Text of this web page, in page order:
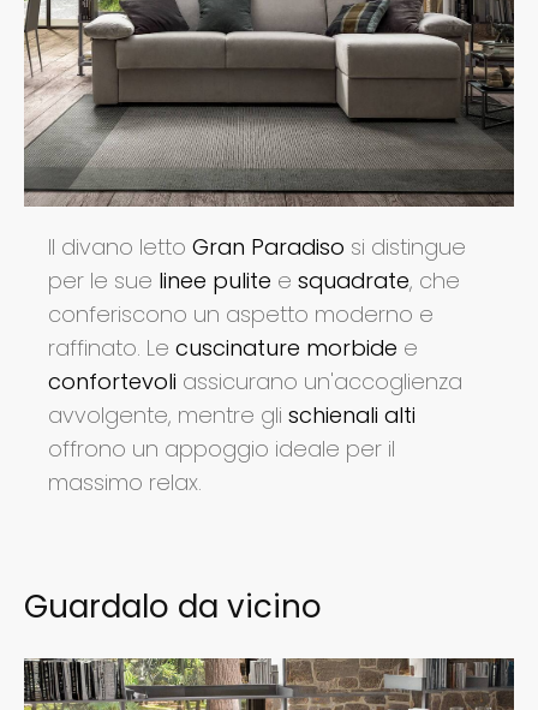
Il divano letto Gran Paradiso si distingue
per le sue linee pulite e squadrate, che
conferiscono un aspetto moderno e
raffinato. Le cuscinature morbide e
confortevoli assicurano un'accoglienza
avvolgente, mentre gli schienali alti
offrono un appoggio ideale per il
massimo relax.
Guardalo da vicino